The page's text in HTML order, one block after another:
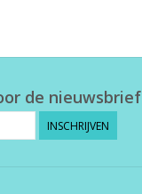
de
INSCHRIJVEN